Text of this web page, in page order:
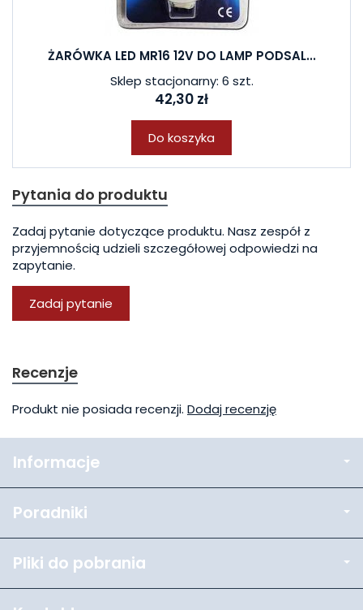
ŻARÓWKA LED MR16 12V DO LAMP PODSAL...
Sklep stacjonarny: 6 szt.
42,30 zł
Do koszyka
Pytania do produktu
Zadaj pytanie dotyczące produktu. Nasz zespół z
przyjemnością udzieli szczegółowej odpowiedzi na
zapytanie.
Zadaj pytanie
Recenzje
Produkt nie posiada recenzji. Dodaj recenzję
Informacje
Poradniki
Pliki do pobrania